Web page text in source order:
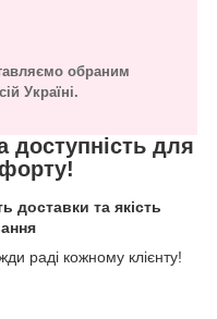
обраним
Україні.
доступність для
доставки та якість
раді кожному клієнту!